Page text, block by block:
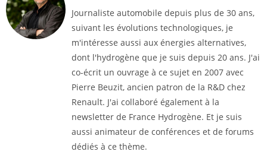
Journaliste automobile depuis plus de 30 ans,
suivant les évolutions technologiques, je
m'intéresse aussi aux énergies alternatives,
dont l'hydrogène que je suis depuis 20 ans. J'ai
co-écrit un ouvrage à ce sujet en 2007 avec
Pierre Beuzit, ancien patron de la R&D chez
Renault. J'ai collaboré également à la
newsletter de France Hydrogène. Et je suis
aussi animateur de conférences et de forums
dédiés à ce thème.